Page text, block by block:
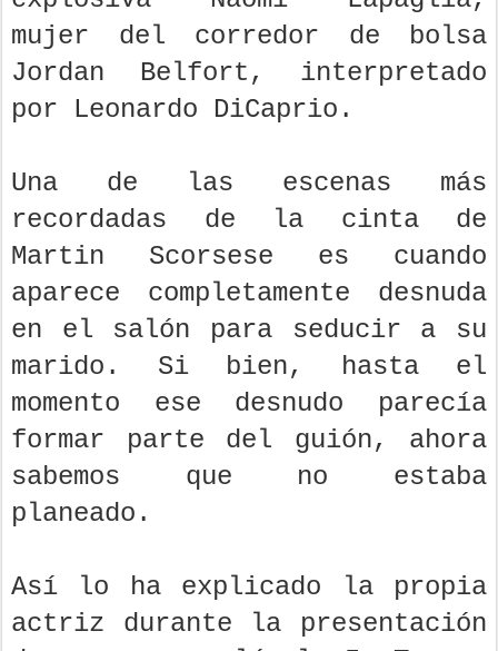
mujer del corredor de bolsa
Jordan Belfort, interpretado
por Leonardo DiCaprio.
Una de las escenas más
recordadas de la cinta de
Martin Scorsese es cuando
aparece completamente desnuda
en el salón para seducir a su
marido. Si bien, hasta el
momento ese desnudo parecía
formar parte del guión, ahora
sabemos que no estaba
planeado.
Así lo ha explicado la propia
actriz durante la presentación